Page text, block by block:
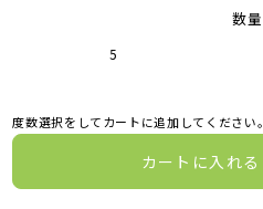
数量
5
度数選択をしてカートに追加してください。
カートに入れる